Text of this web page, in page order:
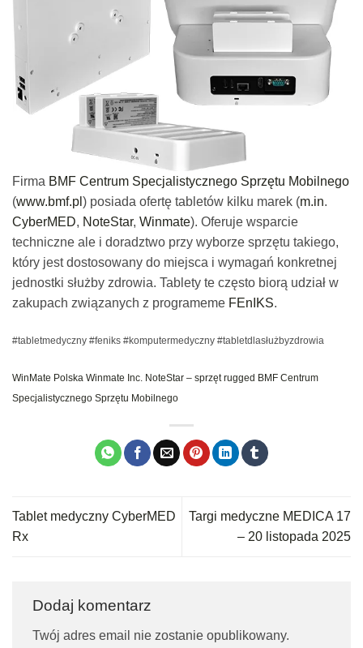
Firma BMF Centrum Specjalistycznego Sprzętu Mobilnego
(www.bmf.pl ) posiada ofertę tabletów kilku marek (m.in.
CyberMED, NoteStar, Winmate). Oferuje wsparcie
techniczne ale i doradztwo przy wyborze sprzętu takiego,
który jest dostosowany do miejsca i wymagań konkretnej
jednostki służby zdrowia. Tablety te często biorą udział w
zakupach związanych z programeme FEnIKS.
#tabletmedyczny #feniks #komputermedyczny #tabletdlasłużbyzdrowia
WinMate Polska Winmate Inc. NoteStar – sprzęt rugged BMF Centrum
Specjalistycznego Sprzętu Mobilnego
Tablet medyczny CyberMED
Rx
Targi medyczne MEDICA 17
– 20 listopada 2025
Dodaj komentarz
Twój adres email nie zostanie opublikowany.